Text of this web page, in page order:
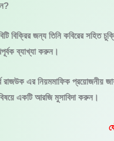
জন্য তিনি কবিরের সহিত
ব্যাখ্যা করুন।
রাজউক এর নিয়মমাফিক প্রয়োজনীয়
একটি আরজি মুসাবিদা করুন।